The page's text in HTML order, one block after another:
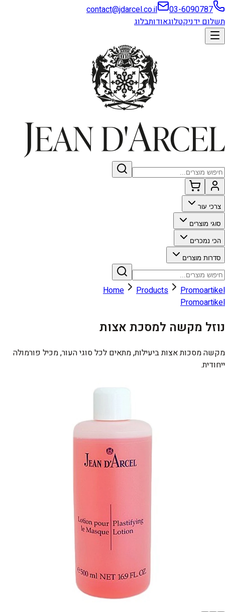
03-6090787
contact@jdarcel.co.il
תשלום ידניקטלוגאודותבלוג
צרכי עור
סוגי מוצרים
הכי נמכרים
סדרות מוצרים
Home Products
Promoartikel
Promoartikel
נוזל מקשה למסכת אצות
מקשה מסכות אצות ביעילות, מתאים לכל סוגי העור, מכיל פורמולה
ייחודית.